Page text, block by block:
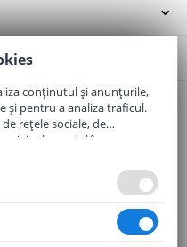
Bihor
conținutul și anunțurile,
și pentru a analiza traficul.
rețele sociale, de
la modul în care
cu alte informații